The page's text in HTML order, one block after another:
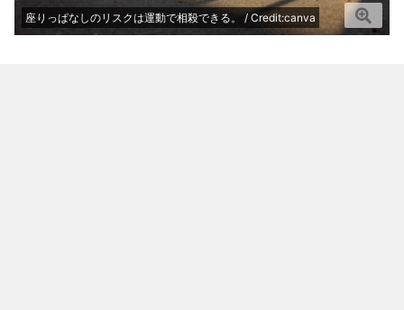
座りっぱなしのリスクは運動で相殺できる。 / Credit:canva